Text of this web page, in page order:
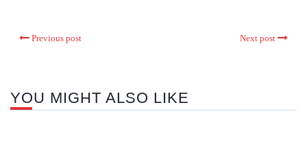
Previous post Next post
YOU MIGHT ALSO LIKE